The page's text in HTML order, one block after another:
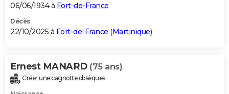
GUIDES D'ACHAT
BONS PLANS
Carte de Noël
Carte Bonne année
Carte Saint-Valentin
Carte Pâques
Carte d'anniversaire
DICTIONNAIRE
Dictionnaire
Biographies
Citations
Expressions
Proverbes
06/06/1934 à Fort-de-France
Décès
22/10/2025 à Fort-de-France (Martinique)
Ernest MANARD (75 ans)
Créer une cagnotte obsèques